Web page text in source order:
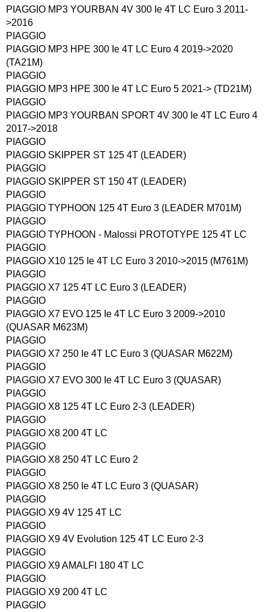
PIAGGIO MP3 YOURBAN 4V 300 Ie 4T LC Euro 3 2011-
>2016
PIAGGIO
PIAGGIO MP3 HPE 300 Ie 4T LC Euro 4 2019->2020
(TA21M)
PIAGGIO
PIAGGIO MP3 HPE 300 Ie 4T LC Euro 5 2021-> (TD21M)
PIAGGIO
PIAGGIO MP3 YOURBAN SPORT 4V 300 Ie 4T LC Euro 4
2017->2018
PIAGGIO
PIAGGIO SKIPPER ST 125 4T (LEADER)
PIAGGIO
PIAGGIO SKIPPER ST 150 4T (LEADER)
PIAGGIO
PIAGGIO TYPHOON 125 4T Euro 3 (LEADER M701M)
PIAGGIO
PIAGGIO TYPHOON - Malossi PROTOTYPE 125 4T LC
PIAGGIO
PIAGGIO X10 125 Ie 4T LC Euro 3 2010->2015 (M761M)
PIAGGIO
PIAGGIO X7 125 4T LC Euro 3 (LEADER)
PIAGGIO
PIAGGIO X7 EVO 125 Ie 4T LC Euro 3 2009->2010
(QUASAR M623M)
PIAGGIO
PIAGGIO X7 250 Ie 4T LC Euro 3 (QUASAR M622M)
PIAGGIO
PIAGGIO X7 EVO 300 Ie 4T LC Euro 3 (QUASAR)
PIAGGIO
PIAGGIO X8 125 4T LC Euro 2-3 (LEADER)
PIAGGIO
PIAGGIO X8 200 4T LC
PIAGGIO
PIAGGIO X8 250 4T LC Euro 2
PIAGGIO
PIAGGIO X8 250 Ie 4T LC Euro 3 (QUASAR)
PIAGGIO
PIAGGIO X9 4V 125 4T LC
PIAGGIO
PIAGGIO X9 4V Evolution 125 4T LC Euro 2-3
PIAGGIO
PIAGGIO X9 AMALFI 180 4T LC
PIAGGIO
PIAGGIO X9 200 4T LC
PIAGGIO